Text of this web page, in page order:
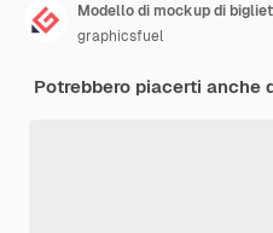
graphicsfuel
Potrebbero piacerti anche